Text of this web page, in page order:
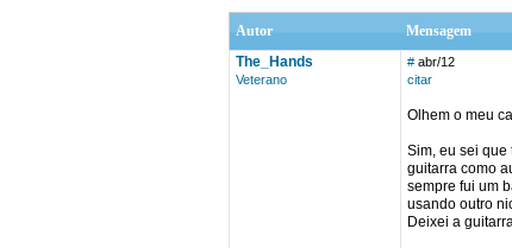
Autor
Mensagem
The_Hands
Veterano
# abr/12
citar
Olhem o meu
Sim, eu sei que
guitarra como
sempre fui um
usando outro
Deixei a